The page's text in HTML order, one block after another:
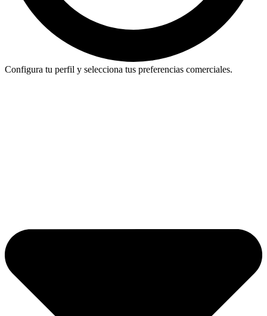
Configura tu perfil y selecciona tus preferencias comerciales.